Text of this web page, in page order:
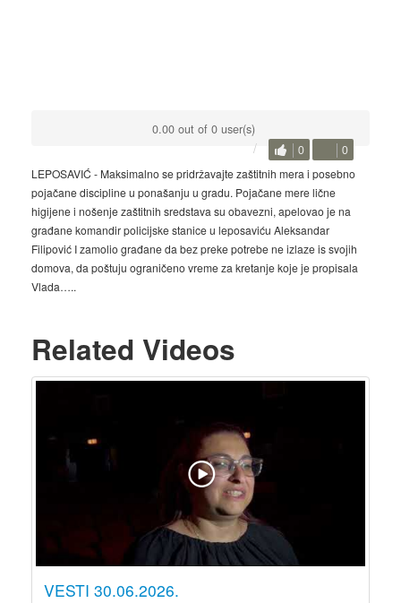
0.00 out of 0 user(s)
0 0
LEPOSAVIĆ - Maksimalno se pridržavajte zaštitnih mera i posebno
pojačane discipline u ponašanju u gradu. Pojačane mere lične
higijene i nošenje zaštitnih sredstava su obavezni, apelovao je na
građane komandir policijske stanice u leposaviću Aleksandar
Filipović I zamolio građane da bez preke potrebe ne izlaze is svojih
domova, da poštuju ograničeno vreme za kretanje koje je propisala
Vlada…..
Related Videos
VESTI 30.06.2026.